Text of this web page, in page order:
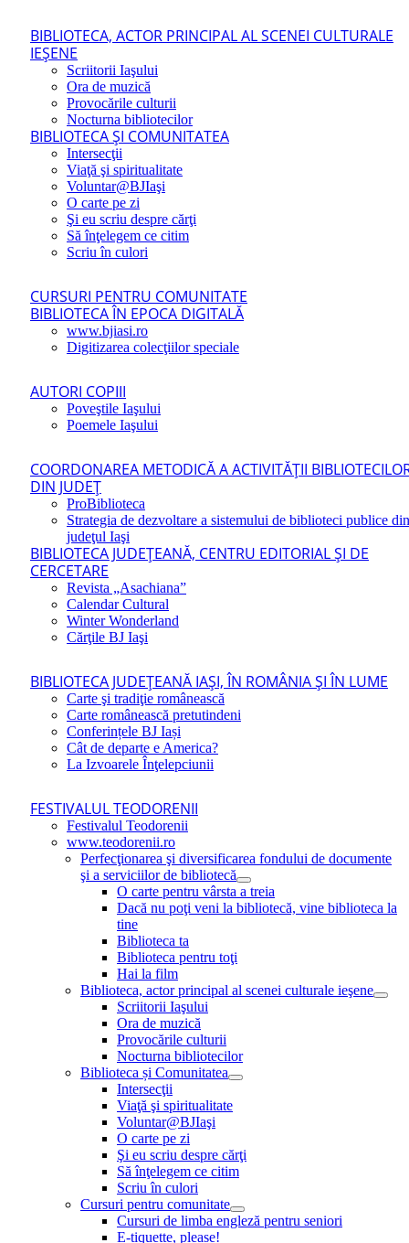
BIBLIOTECA, ACTOR PRINCIPAL AL SCENEI CULTURALE
IEŞENE
Scriitorii Iaşului
Ora de muzică
Provocările culturii
Nocturna bibliotecilor
BIBLIOTECA ŞI COMUNITATEA
Intersecţii
Viaţă şi spiritualitate
Voluntar@BJIaşi
O carte pe zi
Şi eu scriu despre cărţi
Să înţelegem ce citim
Scriu în culori
CURSURI PENTRU COMUNITATE
BIBLIOTECA ÎN EPOCA DIGITALĂ
www.bjiasi.ro
Digitizarea colecţiilor speciale
AUTORI COPIII
Poveştile Iaşului
Poemele Iaşului
COORDONAREA METODICĂ A ACTIVITĂŢII
DIN JUDEŢ
ProBiblioteca
Strategia de dezvoltare a sistemului de biblioteci publice din
judeţul Iaşi
BIBLIOTECA JUDEŢEANĂ, CENTRU EDITORIAL ŞI DE
CERCETARE
Revista „Asachiana”
Calendar Cultural
Winter Wonderland
Cărţile BJ Iaşi
BIBLIOTECA JUDEŢEANĂ IAŞI, ÎN ROMÂNIA ŞI ÎN LUME
Carte şi tradiţie românească
Carte românească pretutindeni
Conferințele BJ Iași
Cât de departe e America?
La Izvoarele Înţelepciunii
FESTIVALUL TEODORENII
Festivalul Teodorenii
www.teodorenii.ro
Perfecţionarea şi diversificarea fondului de documente
şi a serviciilor de bibliotecă
O carte pentru vârsta a treia
Dacă nu poţi veni la bibliotecă, vine biblioteca la
tine
Biblioteca ta
Biblioteca pentru toţi
Hai la film
Biblioteca, actor principal al scenei culturale ieşene
Scriitorii Iaşului
Ora de muzică
Provocările culturii
Nocturna bibliotecilor
Biblioteca și Comunitatea
Intersecţii
Viaţă şi spiritualitate
Voluntar@BJIaşi
O carte pe zi
Şi eu scriu despre cărţi
Să înţelegem ce citim
Scriu în culori
Cursuri pentru comunitate
Cursuri de limba engleză pentru seniori
E-tiquette, please!